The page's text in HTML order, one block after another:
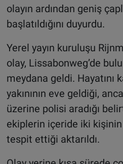
olayın ardından geniş
başlatıldığını duyurdu.
Yerel yayın kuruluşu
olay, Lissabonweg’de
meydana geldi. Hayatını
yakınının eve geldiği,
üzerine polisi aradığı
ekiplerin içeride iki kişinin
tespit ettiği aktarıldı.